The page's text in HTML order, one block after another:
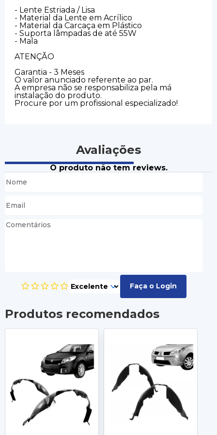
- Lente Estriada / Lisa
- Material da Lente em Acrílico
- Material da Carcaça em Plástico
- Suporta lâmpadas de até 55W
- Mala
ATENÇÃO
Garantia - 3 Meses
O valor anunciado referente ao par.
A empresa não se responsabiliza pela má
instalação do produto.
Procure por um profissional especializado!
Avaliações
O produto não tem reviews.
Faça o Login
Produtos recomendados